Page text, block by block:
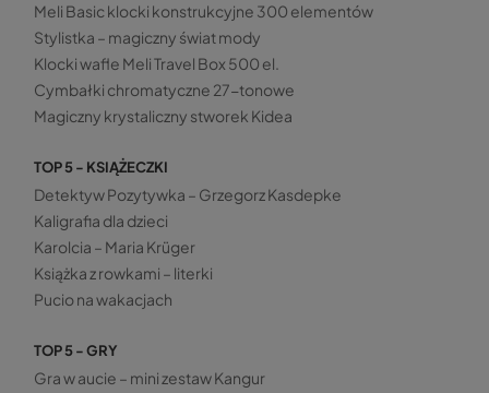
Meli Basic klocki konstrukcyjne 300 elementów
Stylistka – magiczny świat mody
Klocki wafle Meli Travel Box 500 el.
Cymbałki chromatyczne 27-tonowe
Magiczny krystaliczny stworek Kidea
TOP 5 - KSIĄŻECZKI
Detektyw Pozytywka – Grzegorz Kasdepke
Kaligrafia dla dzieci
Karolcia – Maria Krüger
Książka z rowkami – literki
Pucio na wakacjach
TOP 5 - GRY
Gra w aucie – mini zestaw Kangur